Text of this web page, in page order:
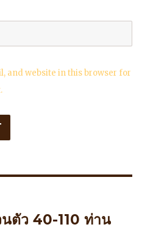
and website in this browser for
นตัว 40-110 ท่าน